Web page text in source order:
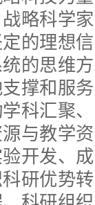
略科学
的理想
的思维
撑和服
科汇聚
与教学
开发、
研优势